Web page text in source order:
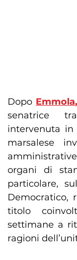
Dopo Emmola,
senatrice
intervenuta
marsalese
organi di
particolare,
Democratico,
titolo
settimane a
ragioni